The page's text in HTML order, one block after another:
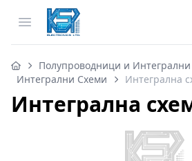
Open menu
Полупроводници и
Интегрални Схеми
Интегрална
Интегрална